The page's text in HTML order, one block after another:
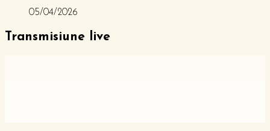
05/04/2026
Transmisiune live